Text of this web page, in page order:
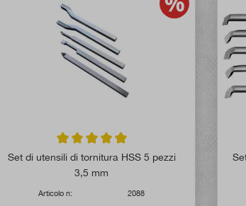
Valutazione media di 5 su 5 stelle
Set di utensili di tornitura HSS 5 pezzi
3,5 mm
Articolo n: 2088